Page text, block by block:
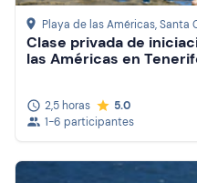
Playa de las Américas, Santa
Clase privada de
las Américas en
2,5 horas
5.0
1-6 participantes